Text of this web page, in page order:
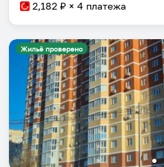
2,182 ₽ × 4 платежа
Жильё проверено